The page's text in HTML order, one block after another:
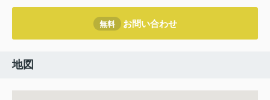
無料 お問い合わせ
地図